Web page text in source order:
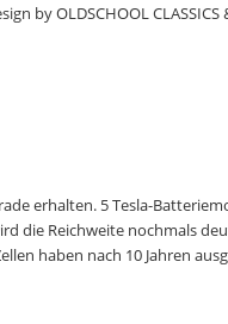
by OLDSCHOOL
erhalten. 5 Tesla-
die Reichweite nochmals
haben nach 10 Jahren